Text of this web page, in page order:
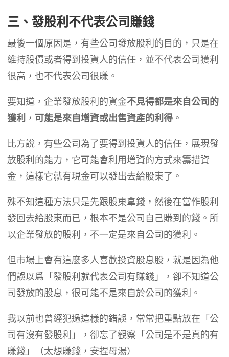
三、發股利不代表公司賺錢
最後一個原因是，有些公司發放股利的目的，只是在
維持股價或者得到投資人的信任，並不代表公司獲利
很高，也不代表公司很賺。
要知道，企業發放股利的資金不見得都是來自公司的
獲利 ， 可能是來自增資或出售資產的利得。
比方說，有些公司為了要得到投資人的信任，展現發
放股利的能力，它可能會利用增資的方式來籌措資
金，這樣它就有現金可以發出去給股東了。
殊不知這種方法只是先跟股東拿錢，然後在當作股利
發回去給股東而已，根本不是公司自己賺到的錢。所
以企業發放的股利，不一定是來自公司的獲利。
但市場上會有這麼多人喜歡投資股息股，就是因為他
們誤以爲「發股利就代表公司有賺錢」，卻不知道公
司發放的股息，很可能不是來自於公司的獲利。
我以前也曾經犯過這樣的錯誤，常常把重點放在「公
司有沒有發股利」，卻忘了觀察「公司是不是真的有
賺錢」（太想賺錢，安捏母湯）